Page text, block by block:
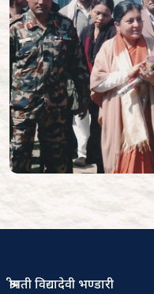
श्रीमती विद्यादेवी भण्डारी